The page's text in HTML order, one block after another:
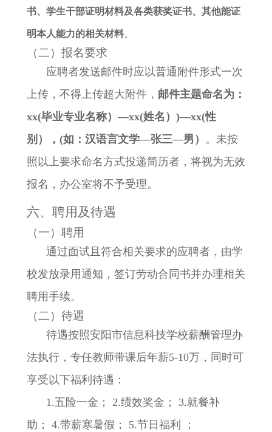
书、学生干部证明材料及各类获奖证书、其他能证
明本人能力的相关材料。
（二）报名要求
应聘者发送邮件时应以普通附件形式一次
上传，不得上传超大附件， 邮件主题命名为：
xx(毕业专业名称）—xx(姓名）)—xx(性
别 ），(如 ：汉语言文学—张三—男） 。未按
照以上要求命名方式投递简历者，将视为无效
报名，办公室将不予受理。
六、聘用及待遇
（一）聘用
通过面试且符合相关要求的应聘者，由学
校发放录用通知，签订劳动合同书并办理相关
聘用手续。
（二）待遇
待遇按照安阳市信息科技学校薪酬管理办
法执行，专任教师带课后年薪5-10万，同时可
享受以下福利待遇：
1.五险一金； 2.绩效奖金； 3.就餐补
助； 4.带薪寒暑假； 5.节日福利 ；